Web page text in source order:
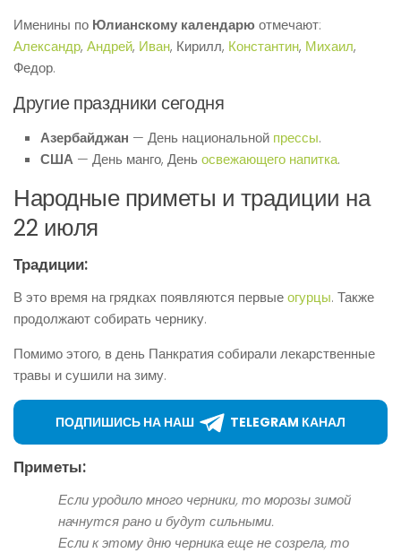
Именины по Юлианскому календарюотмечают:
Александр, Андрей, Иван, Кирилл, Константин, Михаил,
Федор.
Другие праздники сегодня
Азербайджан — День национальной прессы.
США — День манго, Деньосвежающего напитка.
Народные приметы и традиции на
22 июля
Традиции:
В это время на грядках появляются первыеогурцы. Также
продолжают собирать чернику.
Помимо этого, в день Панкратия собирали лекарственные
травы и сушили на зиму.
ПОДПИШИСЬ НА НАШ TELEGRAM КАНАЛ
Приметы:
Если уродило много черники, то морозы зимой
начнутся рано и будут сильными.
Если к этому дню черника еще не созрела, то